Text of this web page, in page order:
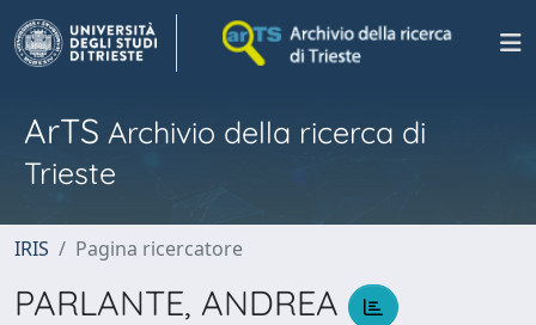
ArTS Archivio della ricerca di
Trieste
IRIS Pagina ricercatore
PARLANTE, ANDREA